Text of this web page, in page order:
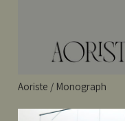
Aoriste / Monograph